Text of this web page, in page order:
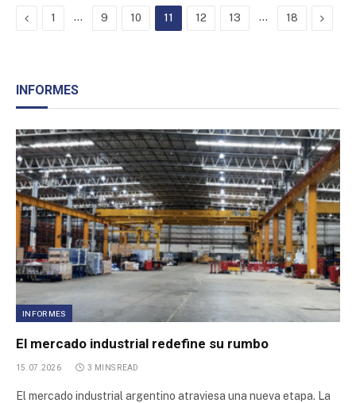
Previous
1 … 9 10 11 12 13 … 18 Next
INFORMES
INFORMES
El mercado industrial redefine su rumbo
15.07.2026 3 MINS READ
El mercado industrial argentino atraviesa una nueva etapa. La